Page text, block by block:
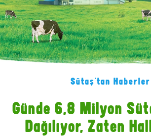
Sütaş'tan Haberler
Günde 6,8 Milyon
Dağılıyor, Zaten